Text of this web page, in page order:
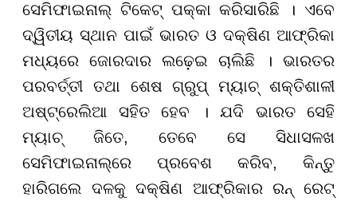
ସେମିଫାଇନାଲ୍ ଟିକେଟ୍ ପକ୍କା କରିସାରିଛି । ଏବେ
ଦ୍ୱିତୀୟ ସ୍ଥାନ ପାଇଁ ଭାରତ ଓ ଦକ୍ଷିଣ ଆଫ୍ରିକା
ମଧ୍ୟରେ ଜୋରଦାର ଲଢ଼େଇ ଚାଲିଛି । ଭାରତର
ପରବର୍ତ୍ତୀ ତଥା ଶେଷ ଗ୍ରୁପ୍ ମ୍ୟାଚ୍ ଶକ୍ତିଶାଳୀ
ଅଷ୍ଟ୍ରେଲିଆ ସହିତ ହେବ । ଯଦି ଭାରତ ସେହି
ମ୍ୟାଚ୍ ଜିତେ, ତେବେ ସେ ସିଧାସଳଖ
ସେମିଫାଇନାଲ୍ରେ ପ୍ରବେଶ କରିବ, କିନ୍ତୁ
ହାରିଗଲେ ଦଳକୁ ଦକ୍ଷିଣ ଆଫ୍ରିକାର ରନ୍ ରେଟ୍